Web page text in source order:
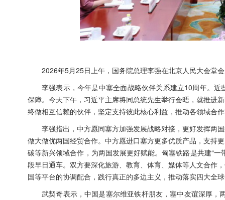
2026年5月25日上午，国务院总理李强在北京人民大会堂
李强表示，今年是中塞全面战略伙伴关系建立10周年。
保障。今天下午，习近平主席将同总统先生举行会晤，就推进
终做相互信赖的伙伴，坚定支持彼此核心利益，推动各领域合
李强指出，中方愿同塞方加强发展战略对接，更好发挥两
做大做优两国经贸合作。中方愿进口塞方更多优质产品，支持
碳等新兴领域合作，为两国发展更好赋能。匈塞铁路是共建“
段早日通车。双方要深化旅游、教育、体育、媒体等人文合作
国等平台的协调配合，践行真正的多边主义，推动落实四大全
武契奇表示，中国是塞尔维亚铁杆朋友，塞中友谊深厚